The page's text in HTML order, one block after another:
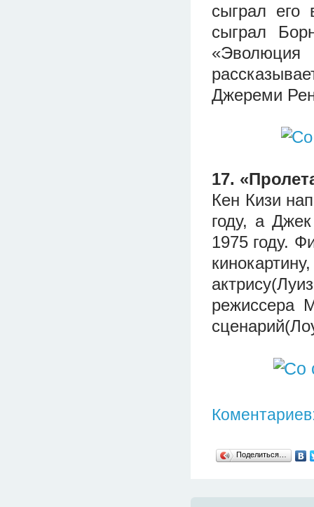
сыграл
сыграл
Джереми
17.
Кен Кизи
году, а
1975 году.
режиссера
Поделиться…